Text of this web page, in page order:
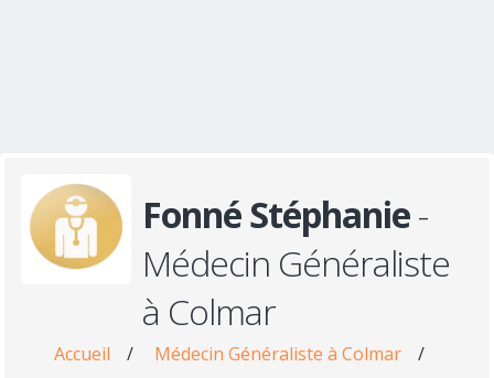
Fonné Stéphanie-
Médecin Généraliste
à Colmar
Accueil / Médecin Généraliste à Colmar
/